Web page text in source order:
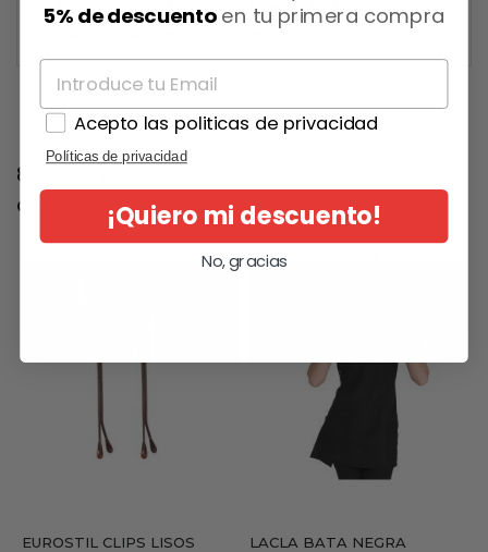
Capacidad del tanque de basura: 2,7 L max
8 otros productos en la misma
categoría:
EUROSTIL CLIPS LISOS
LACLA BATA NEGRA
5% de descuentoen tu primera compra
Acepto las politicas de privacidad
Políticas de privacidad
¡Quiero mi descuento!
No, gracias